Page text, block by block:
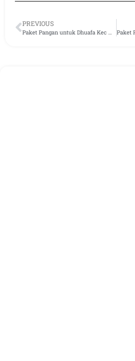
PREVIOUS
Paket Pangan untuk Dhuafa Kec Nanggung